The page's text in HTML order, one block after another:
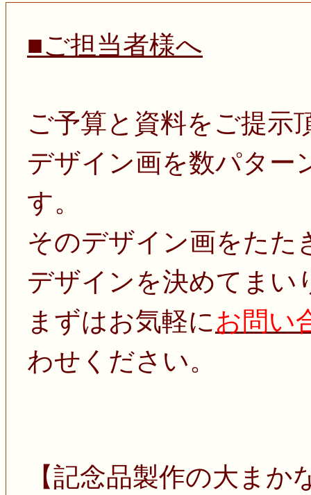
■ご担当者様へ
ご予算と資料をご提示
デザイン画を数パター
す。
そのデザイン画をたた
デザインを決めてまい
まずはお気軽にお問い
わせください。
【記念品製作の大まか